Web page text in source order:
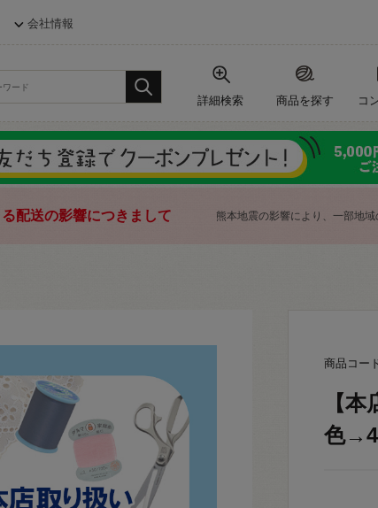
会社情報
詳細検索 商品を探す コ
配送の影響につきまして 熊本地震の影響により、一部地
商品コー
【
色